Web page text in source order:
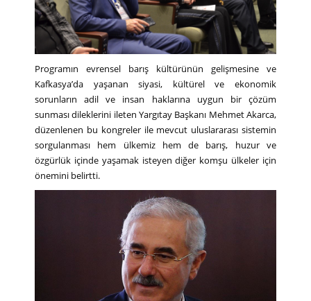
Programın evrensel barış kültürünün gelişmesine ve
Kafkasya’da yaşanan siyasi, kültürel ve ekonomik
sorunların adil ve insan haklarına uygun bir çözüm
sunması dileklerini ileten Yargıtay Başkanı Mehmet Akarca,
düzenlenen bu kongreler ile mevcut uluslararası sistemin
sorgulanması hem ülkemiz hem de barış, huzur ve
özgürlük içinde yaşamak isteyen diğer komşu ülkeler için
önemini belirtti.